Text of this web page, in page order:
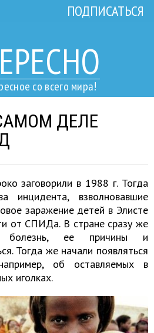
со всего мира!
ПОДПИСАТЬСЯ
ДЕЛЕ
заговорили в 1988 г. Тогда
инцидента, взволновавшие
заражение детей в Элисте
от СПИДа. В стране сразу же
болезнь, ее причины и
Тогда же начали появляться
об оставляемых в
иголках.